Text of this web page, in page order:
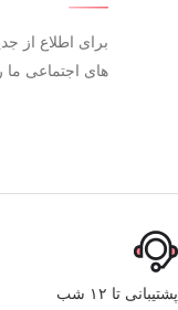
برای اطلاع از
های اجتماعی ما
پشتیبانی تا ۱۲ شب